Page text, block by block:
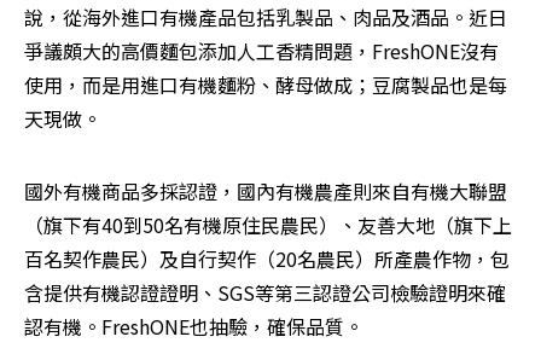
說，從海外進口有機產品包括乳製品、肉品及酒品。近日
爭議頗大的高價麵包添加人工香精問題，FreshONE沒有
使用，而是用進口有機麵粉、酵母做成；豆腐製品也是每
天現做。
國外有機商品多採認證，國內有機農產則來自有機大聯盟
（旗下有40到50名有機原住民農民）、友善大地（旗下上
百名契作農民）及自行契作（20名農民）所產農作物，包
含提供有機認證證明、SGS等第三認證公司檢驗證明來確
認有機。FreshONE也抽驗，確保品質。